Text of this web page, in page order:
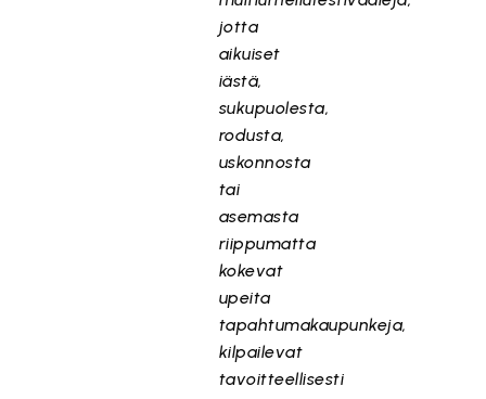
jotta
aikuiset
iästä,
sukupuolesta,
rodusta,
uskonnosta
tai
asemasta
riippumatta
kokevat
upeita
tapahtumakaupunkeja,
kilpailevat
tavoitteellisesti